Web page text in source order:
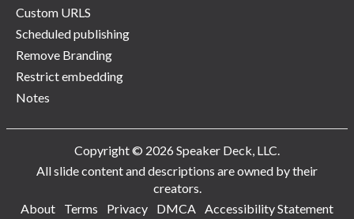
Custom URLS
Scheduled publishing
Remove Branding
Restrict embedding
Notes
Copyright © 2026 Speaker Deck, LLC.
All slide content and descriptions are owned by their
creators.
About
Terms Privacy DMCA Accessibility Statement